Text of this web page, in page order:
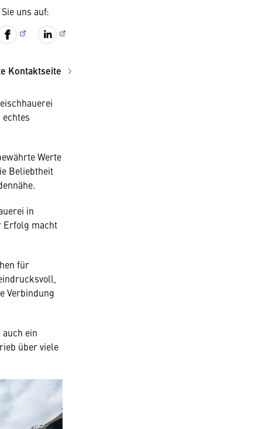
uns auf:
Kontaktseite
Werte
Beliebtheit
in
Erfolg macht
für
Verbindung
ein
über viele